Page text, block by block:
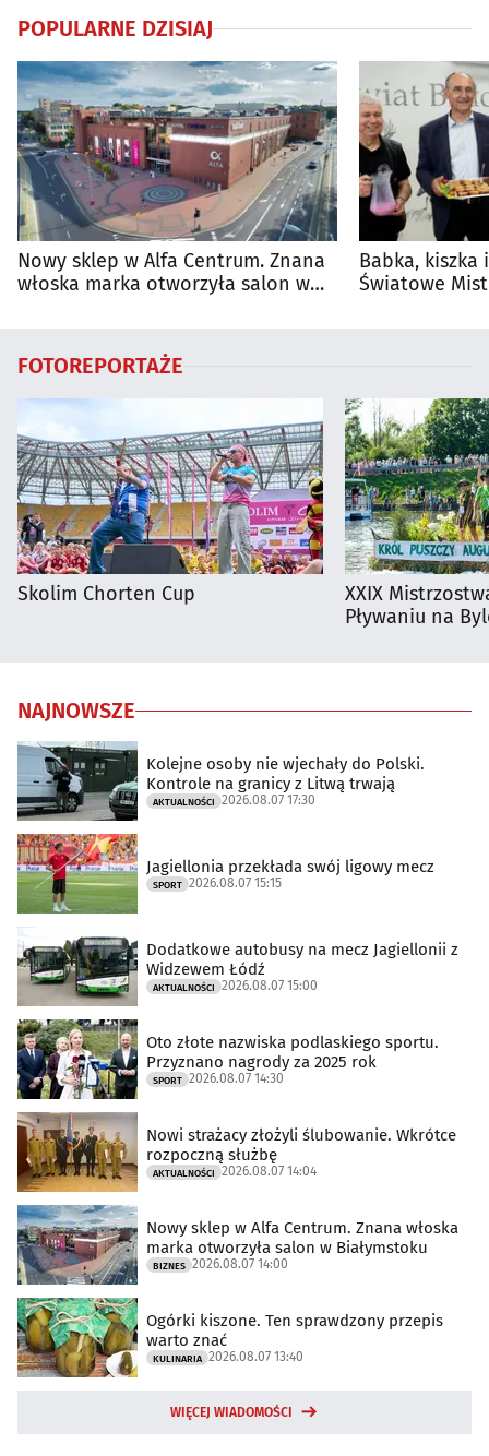
POPULARNE DZISIAJ
Nowy sklep w Alfa Centrum. Znana
włoska marka otworzyła salon w
Babka, kiszka
Światowe
FOTOREPORTAŻE
Skolim Chorten Cup
XXIX
Pływaniu na
NAJNOWSZE
Kolejne osoby nie wjechały do Polski.
Kontrole na granicy z Litwą trwają
AKTUALNOŚCI 2026.08.07 17:30
Jagiellonia przekłada swój ligowy mecz
SPORT 2026.08.07 15:15
Dodatkowe autobusy na mecz Jagiellonii z
Widzewem Łódź
AKTUALNOŚCI 2026.08.07 15:00
Oto złote nazwiska podlaskiego sportu.
Przyznano nagrody za 2025 rok
SPORT 2026.08.07 14:30
Nowi strażacy złożyli ślubowanie. Wkrótce
rozpoczną służbę
AKTUALNOŚCI 2026.08.07 14:04
Nowy sklep w Alfa Centrum. Znana włoska
marka otworzyła salon w Białymstoku
BIZNES 2026.08.07 14:00
Ogórki kiszone. Ten sprawdzony przepis
warto znać
KULINARIA 2026.08.07 13:40
WIĘCEJ WIADOMOŚCI